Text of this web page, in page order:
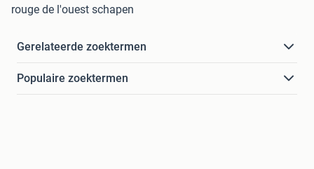
rouge de l'ouest schapen
Gerelateerde zoektermen
Populaire zoektermen